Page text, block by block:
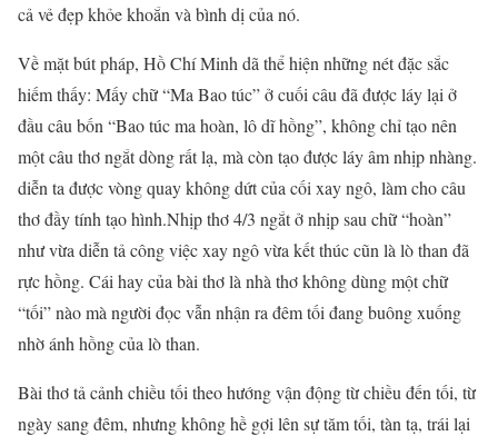
cả vẻ đẹp khỏe khoắn và bình dị của nó.
Về mặt bút pháp, Hồ Chí Minh dã thể hiện những nét đặc sắc
hiếm thấy: Mấy chữ “Ma Bao túc” ở cuối câu đã được láy lại ở
đầu câu bốn “Bao túc ma hoàn, lô dĩ hồng”, không chỉ tạo nên
một câu thơ ngắt dòng rất lạ, mà còn tạo được láy âm nhịp nhàng.
diễn ta được vòng quay không dứt của cối xay ngô, làm cho câu
thơ đầy tính tạo hình.Nhịp thơ 4/3 ngắt ở nhịp sau chữ “hoàn”
như vừa diễn tả công việc xay ngô vừa kết thúc cũn là lò than đã
rực hồng. Cái hay của bài thơ là nhà thơ không dùng một chữ
“tối” nào mà người đọc vẫn nhận ra đêm tối đang buông xuống
nhờ ánh hồng của lò than.
Bài thơ tả cảnh chiều tối theo hướng vận động từ chiều đến tối, từ
ngày sang đêm, nhưng không hề gợi lên sự tăm tối, tàn tạ, trái lại